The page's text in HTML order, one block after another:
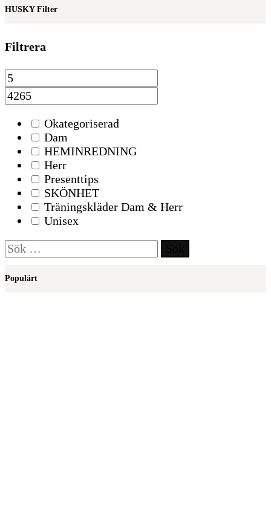
HUSKY Filter
Filtrera
Okategoriserad
Dam
HEMINREDNING
Herr
Presenttips
SKÖNHET
Träningskläder Dam & Herr
Unisex
Sök
efter:
Populärt